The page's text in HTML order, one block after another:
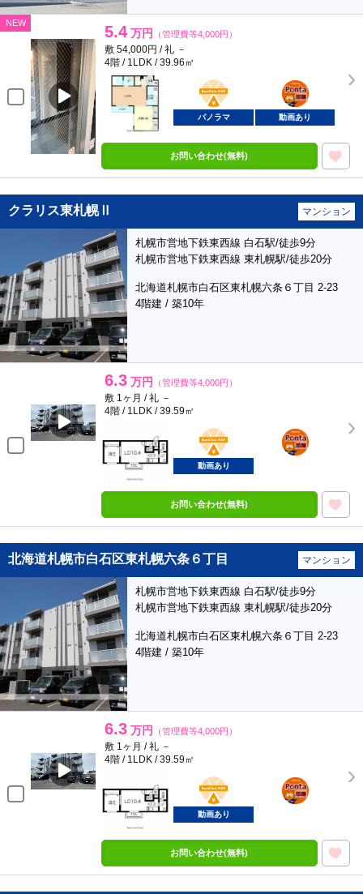
NEW 5.4 万円 （管理費等4,000円）
敷 54,000円 / 礼 －
4階 / 1LDK / 39.96㎡
BunChinPAY
ポンタ
部屋
パノラマ 動画あり
お問い合わせ(無料)
クラリス東札幌Ⅱ マンション
札幌市営地下鉄東西線 白石駅/徒歩9分
札幌市営地下鉄東西線 東札幌駅/徒歩20分
北海道札幌市白石区東札幌六条６丁目 2-23
4階建 / 築10年
6.3 万円 （管理費等4,000円）
敷 1ヶ月 / 礼 －
4階 / 1LDK / 39.59㎡
BunChinPAY
ポンタ
部屋
動画あり
お問い合わせ(無料)
北海道札幌市白石区東札幌六条６丁目 マンション
札幌市営地下鉄東西線 白石駅/徒歩9分
札幌市営地下鉄東西線 東札幌駅/徒歩20分
北海道札幌市白石区東札幌六条６丁目 2-23
4階建 / 築10年
6.3 万円 （管理費等4,000円）
敷 1ヶ月 / 礼 －
4階 / 1LDK / 39.59㎡
BunChinPAY
ポンタ
部屋
動画あり
お問い合わせ(無料)